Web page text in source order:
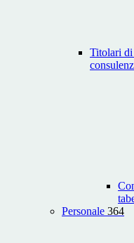
Titolari
Personale 364